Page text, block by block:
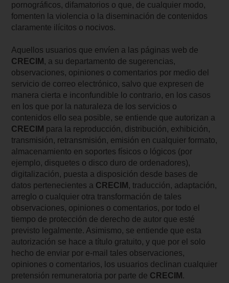
pornográficos, difamatorios o que, de cualquier modo,
fomenten la violencia o la diseminación de contenidos
claramente ilícitos o nocivos.
Aquellos usuarios que envíen a las páginas web de
CRECIM , a su departamento de sugerencias,
observaciones, opiniones o comentarios por medio del
servicio de correo electrónico, salvo que expresen de
manera cierta e inconfundible lo contrario, en los casos
en los que por la naturaleza de los servicios o
contenidos ello sea posible, se entiende que autorizan a
CRECIM para la reproducción, distribución, exhibición,
transmisión, retransmisión, emisión en cualquier formato,
almacenamiento en soportes físicos o lógicos (por
ejemplo, disquetes o disco duro de ordenadores),
digitalización, puesta a disposición desde bases de
datos pertenecientes a CRECIM , traducción, adaptación,
arreglo o cualquier otra transformación de tales
observaciones, opiniones o comentarios, por todo el
tiempo de protección de derecho de autor que esté
previsto legalmente. Asimismo, se entiende que esta
autorización se hace a título gratuito, y que por el solo
hecho de enviar por e-mail tales observaciones,
opiniones o comentarios, los usuarios declinan cualquier
pretensión remuneratoria por parte de CRECIM .